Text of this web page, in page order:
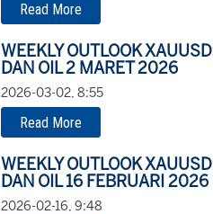
Read More
WEEKLY OUTLOOK XAUUSD
DAN OIL 2 MARET 2026
2026-03-02, 8:55
Read More
WEEKLY OUTLOOK XAUUSD
DAN OIL 16 FEBRUARI 2026
2026-02-16, 9:48